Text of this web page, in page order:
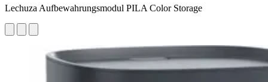
Lechuza Aufbewahrungsmodul PILA Color Storage